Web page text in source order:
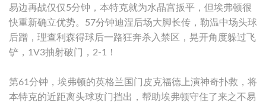
易边再战仅仅5分钟，本特克就为水晶宫扳平，但埃弗顿很
快重新确立优势。57分钟迪涅后场大脚长传，勒温中场头球
后蹭，理查利森得球后一路狂奔杀入禁区，晃开角度躲过飞
铲，1V3抽射破门，2-1！
第61分钟，埃弗顿的英格兰国门皮克福德上演神奇扑救，将
本特克的近距离头球攻门挡出，帮助埃弗顿守住了来之不易